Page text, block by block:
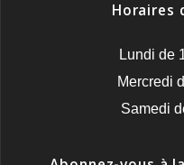
Horaires
Lundi de
Mercredi
Samedi